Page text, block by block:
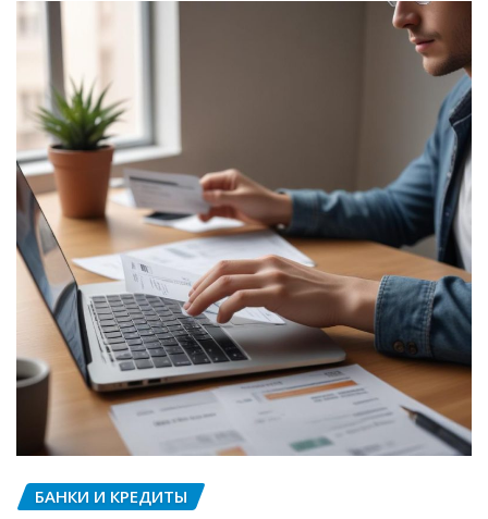
БАНКИ И КРЕДИТЫ